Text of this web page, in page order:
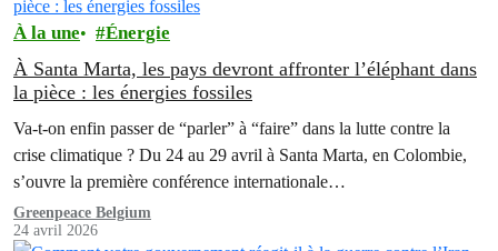
À la une Énergie
À Santa Marta, les pays devront affronter l’éléphant dans
la pièce : les énergies fossiles
Va-t-on enfin passer de “parler” à “faire” dans la lutte contre la
crise climatique ? Du 24 au 29 avril à Santa Marta, en Colombie,
s’ouvre la première conférence internationale…
Greenpeace Belgium
24 avril 2026